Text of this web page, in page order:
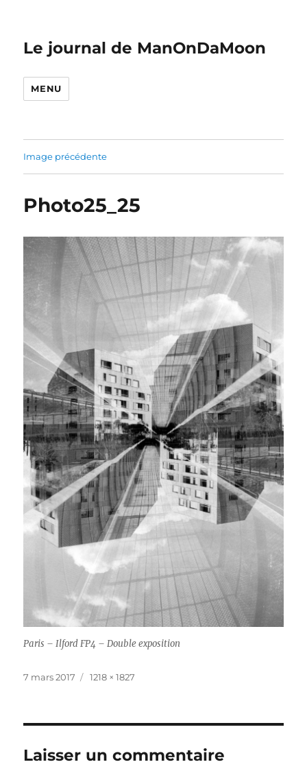
Le journal de ManOnDaMoon
MENU
Image précédente
Photo25_25
Paris – Ilford FP4 – Double exposition
Publié
7 mars 2017
Taille
1218 × 1827
Laisser un commentaire